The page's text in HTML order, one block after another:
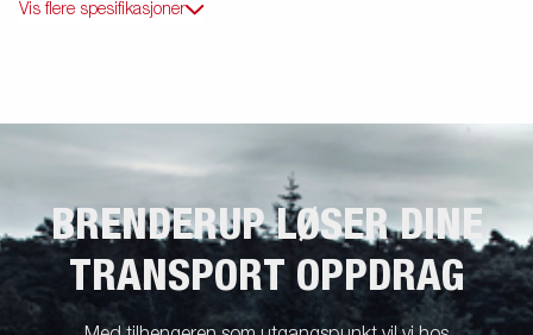
Vis flere spesifikasjoner
BRENDERUP LØSER DINE
TRANSPORT OPPDRAG